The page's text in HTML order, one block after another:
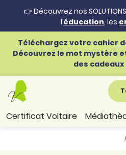
👉 Découvrez nos
l’éducation, les
Téléchargez votre cahier
Découvrez le mot mystère
des cadeaux
Certificat Voltaire